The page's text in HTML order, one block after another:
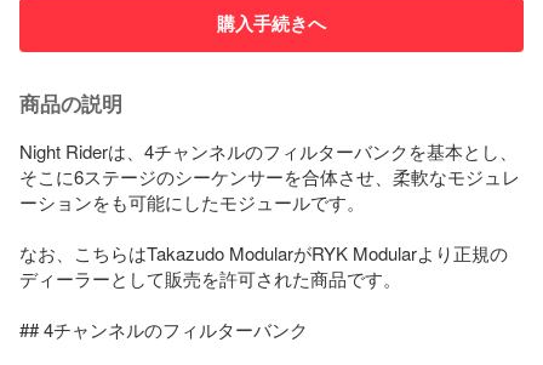
購入手続きへ
商品の説明
Night Riderは、4チャンネルのフィルターバンクを基本とし、
そこに6ステージのシーケンサーを合体させ、柔軟なモジュレ
ーションをも可能にしたモジュールです。
なお、こちらはTakazudo ModularがRYK Modularより正規の
ディーラーとして販売を許可された商品です。
## 4チャンネルのフィルターバンク